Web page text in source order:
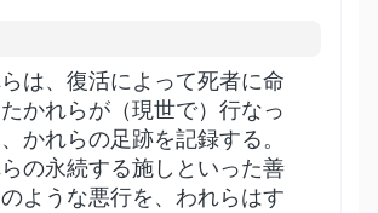
は、復活によって死者に命
かれらが（現世で）行なっ
かれらの足跡を記録する。
の永続する施しといった善
ような悪行を、われらはす